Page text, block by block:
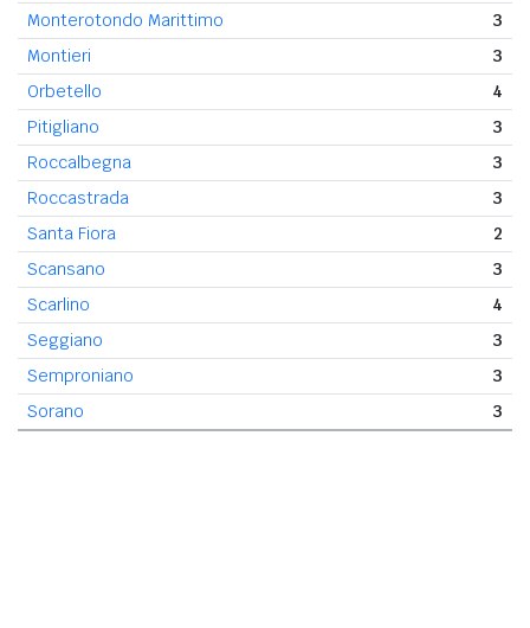
Monterotondo Marittimo
3
Montieri
3
Orbetello
4
Pitigliano
3
Roccalbegna
3
Roccastrada
3
Santa Fiora
2
Scansano
3
Scarlino
4
Seggiano
3
Semproniano
3
Sorano
3